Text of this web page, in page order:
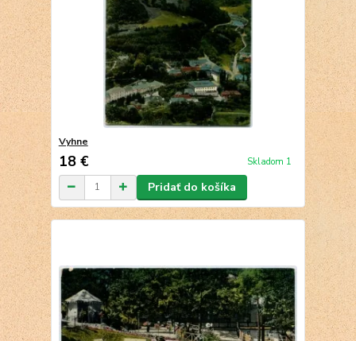
Vyhne
18 € Skladom 1
Pridať do košíka